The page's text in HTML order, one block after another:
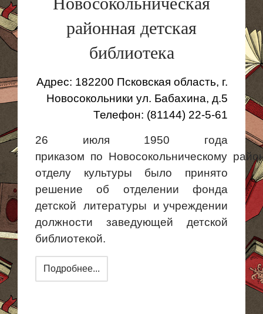
районная детская
библиотека
Адрес: 182200 Псковская область, г.
Новосокольники ул. Бабахина, д.5
Телефон: (81144) 22-5-61
26 июля 1950 года
приказом по Новосокольническому
отделу культуры было принято
решение об отделении фонда
детской литературы и учреждении
должности заведующей детской
библиотекой.
Подробнее...